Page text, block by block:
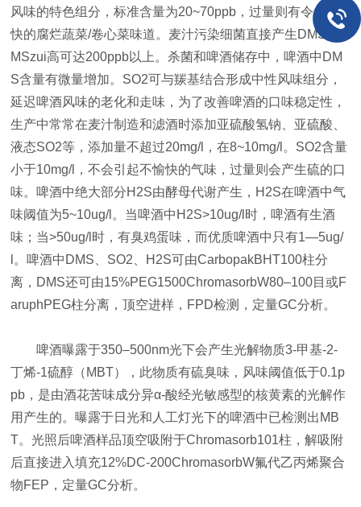
风味的特色组分，标准含量为20~70ppb ，过量则有令人不
快的腐烂蔬菜/卷心菜味道。麦汁污染细菌直接产生DMS
MSzui高可达200ppb以上。杀菌和啤酒储存中，啤酒中 DM
S含量有微量增加。 SO2可与羰基结合形成中性风味组分，
延迟啤酒风味的老化和走味，为了改善啤酒的口味稳定性，
生产中常常在麦汁制造和滤酒时添加亚硫酸氢钠、亚硫酸、
液态SO2等，添加量不超过20mg/l ，在8~10mg/l 。 SO2含量
小于10mg/l ，不会引起不愉快的气味，过量则会产生硫的口
味。啤酒中绝大部分H2S由酵母代谢产生， H2S在啤酒中气
味阈值为5~10ug/l 。当啤酒中 H2S>10ug/l 时，啤酒有生酒
味；当>50ug/l 时，有臭鸡蛋味，而优质啤酒中只有1—5ug/
。啤酒中 DMS SO2 H2S可由CarbopakBHT100柱分
离， DMS还可由15%PEG1500ChromasorbW80–100目或F
aruphPEG柱分离，顶空进样， FPD检测，定量GC分析。
啤酒曝露于350–500nm光下会产生光解物质3-甲基-2-
丁烯-1硫醇（ MBT），此物质有硫臭味，风味阈值低于0.1p
pb ，是由酒花苦味成分异α-酸经光敏感型的核黄素的光解作
用产生的。曝露于日光和人工灯光下的啤酒中已检测出 MB
T。光照后啤酒样品顶空吸附于Chromasorb101柱，解吸附
后直接进入填充12%DC-200ChromasorbW氟代乙丙烯聚合
物FEP ，定量GC分析。